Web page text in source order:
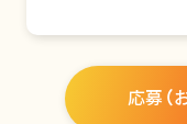
応募（